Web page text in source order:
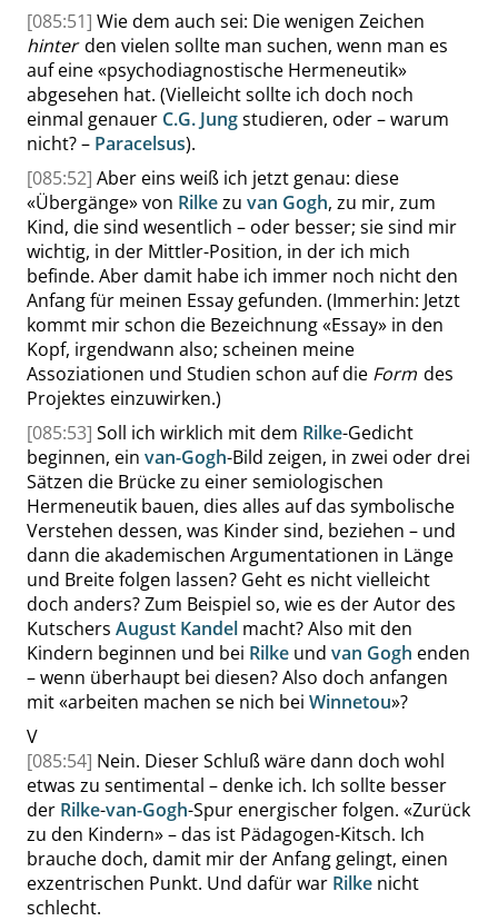
[085:51] Wie dem auch sei: Die wenigen Zeichen
hinterden vielen sollte man suchen, wenn man es
auf eine«psychodiagnostische Hermeneutik»
abgesehen hat. (Vielleicht sollte ich doch noch
einmal genauer C.G. Jungstudieren, oder – warum
nicht? – Paracelsus).
[085:52] Aber eins weiß ich jetzt genau: diese
«Übergänge»von Rilkezu van Gogh, zu mir, zum
Kind, die sind wesentlich – oder besser; sie sind mir
wichtig, in der Mittler-Position, in der ich mich
befinde. Aber damit habe ich immer noch nicht den
Anfang für meinen Essay gefunden. (Immerhin: Jetzt
kommt mir schon die Bezeichnung«Essay» in den
Kopf, irgendwann also; scheinen meine
Assoziationen und Studien schon auf die Form des
Projektes einzuwirken.)
[085:53] Soll ich wirklich mit dem Rilke-Gedicht
beginnen, ein van-Gogh-Bild zeigen, in zwei oder drei
Sätzen die Brücke zu einer semiologischen
Hermeneutik bauen, dies alles auf das symbolische
Verstehen dessen, was Kinder sind, beziehen – und
dann die akademischen Argumentationen in Länge
und Breite folgen lassen? Geht es nicht vielleicht
doch anders? Zum Beispiel so, wie es der Autor des
Kutschers August Kandel macht? Also mit den
Kindern beginnen und bei Rilke und van Gogh enden
– wenn überhaupt bei diesen? Also doch anfangen
mit«arbeiten machen se nich bei Winnetou»?
V
[085:54] Nein. Dieser Schluß wäre dann doch wohl
etwas zu sentimental – denke ich. Ich sollte besser
der Rilke-van-Gogh-Spur energischer folgen. «Zurück
zu den Kindern»– das ist Pädagogen-Kitsch. Ich
brauche doch, damit mir der Anfang gelingt, einen
exzentrischen Punkt. Und dafür war Rilke nicht
schlecht.